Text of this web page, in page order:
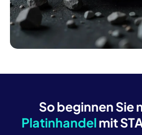
So beginnen Sie
Platinhandelmit